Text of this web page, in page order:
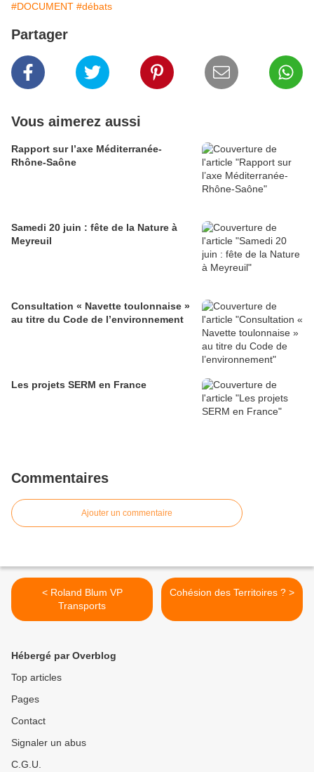
#DOCUMENT #débats
Partager
Vous aimerez aussi
Rapport sur l’axe Méditerranée-
Rhône-Saône
Samedi 20 juin : fête de la Nature à
Meyreuil
Consultation « Navette toulonnaise »
au titre du Code de l’environnement
Les projets SERM en France
Commentaires
Ajouter un commentaire
< Roland Blum VP
Transports
Cohésion des Territoires ? >
Hébergé par Overblog
Top articles
Pages
Contact
Signaler un abus
C.G.U.